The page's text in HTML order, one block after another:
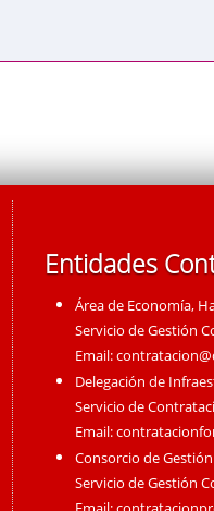
Entidades
Área de Economía,
Servicio de Gestión
Email:
Delegación de
Servicio de
Email:
Consorcio de
Servicio de Gestión